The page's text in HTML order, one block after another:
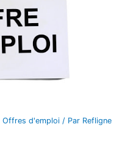
Offres d'emploi / Par Refligne